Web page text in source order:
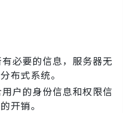
必要的信息，服务器无
布式系统。
户的身份信息和权限信
开销。